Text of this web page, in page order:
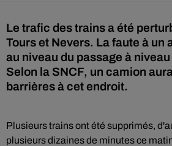
Le trafic des trains a été
Tours et Nevers. La faute à un
au niveau du passage à
Selon la SNCF, un camion
barrières à cet endroit.
Plusieurs trains ont été supprimés,
plusieurs dizaines de minutes ce